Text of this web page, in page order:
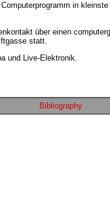
in
über einen
statt.
und Live-Elektronik.
Bibliography